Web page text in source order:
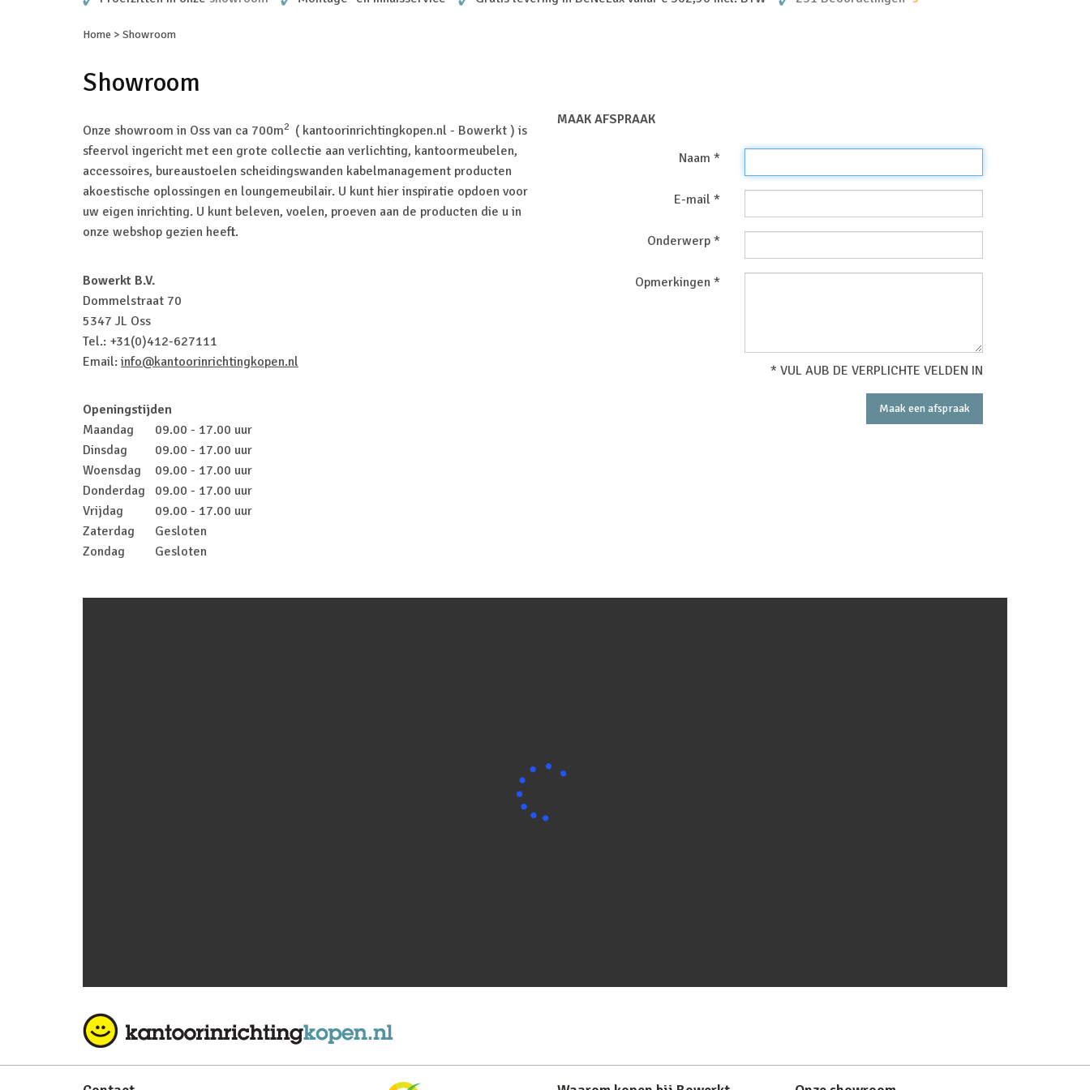
Home > Showroom
Showroom
Onze showroom in Oss van ca 700m2 ( kantoorinrichtingkopen.nl - Bowerkt ) is
sfeervol ingericht met een grote collectie aan verlichting, kantoormeubelen,
accessoires, bureaustoelen scheidingswanden kabelmanagement producten
akoestische oplossingen en loungemeubilair. U kunt hier inspiratie opdoen voor
uw eigen inrichting. U kunt beleven, voelen, proeven aan de producten die u in
onze webshop gezien heeft.
Bowerkt B.V.
Dommelstraat 70
5347 JL Oss
Tel.: +31(0)412-627111
Email: info@kantoorinrichtingkopen.nl
Openingstijden
Maandag
09.00 - 17.00 uur
Dinsdag
09.00 - 17.00 uur
Woensdag
09.00 - 17.00 uur
Donderdag 09.00 - 17.00 uur
Vrijdag
09.00 - 17.00 uur
Zaterdag
Gesloten
Zondag
Gesloten
MAAK AFSPRAAK
Naam *
E-mail *
Onderwerp *
Opmerkingen *
* VUL AUB DE VERPLICHTE VELDEN IN
Maak een afspraak